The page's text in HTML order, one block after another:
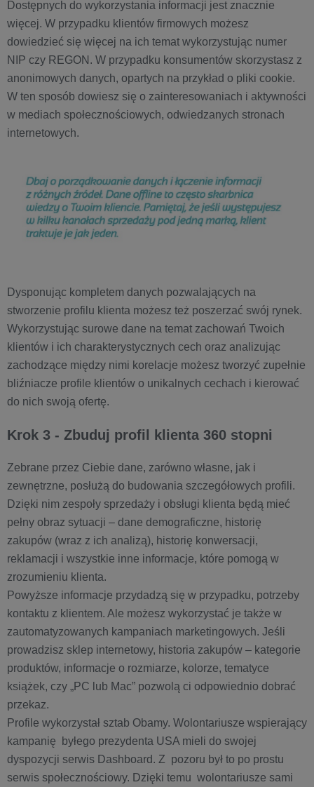
Dostępnych do wykorzystania informacji jest znacznie
więcej. W przypadku klientów firmowych możesz
dowiedzieć się więcej na ich temat wykorzystując numer
NIP czy REGON. W przypadku konsumentów skorzystasz z
anonimowych danych, opartych na przykład o pliki cookie.
W ten sposób dowiesz się o zainteresowaniach i aktywności
w mediach społecznościowych, odwiedzanych stronach
internetowych.
Dysponując kompletem danych pozwalających na
stworzenie profilu klienta możesz też poszerzać swój rynek.
Wykorzystując surowe dane na temat zachowań Twoich
klientów i ich charakterystycznych cech oraz analizując
zachodzące między nimi korelacje możesz tworzyć zupełnie
bliźniacze profile klientów o unikalnych cechach i kierować
do nich swoją ofertę.
Krok 3 - Zbuduj profil klienta 360 stopni
Zebrane przez Ciebie dane, zarówno własne, jak i
zewnętrzne, posłużą do budowania szczegółowych profili.
Dzięki nim zespoły sprzedaży i obsługi klienta będą mieć
pełny obraz sytuacji – dane demograficzne, historię
zakupów (wraz z ich analizą), historię konwersacji,
reklamacji i wszystkie inne informacje, które pomogą w
zrozumieniu klienta.
Powyższe informacje przydadzą się w przypadku, potrzeby
kontaktu z klientem. Ale możesz wykorzystać je także w
zautomatyzowanych kampaniach marketingowych. Jeśli
prowadzisz sklep internetowy, historia zakupów – kategorie
produktów, informacje o rozmiarze, kolorze, tematyce
książek, czy „PC lub Mac” pozwolą ci odpowiednio dobrać
przekaz.
Profile wykorzystał sztab Obamy. Wolontariusze wspierający
kampanię byłego prezydenta USA mieli do swojej
dyspozycji serwis Dashboard. Z pozoru był to po prostu
serwis społecznościowy. Dzięki temu wolontariusze sami